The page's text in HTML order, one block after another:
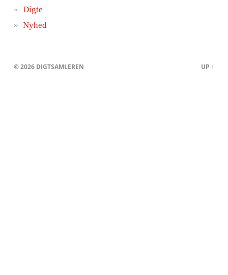
Digte
Nyhed
© 2026 DIGTSAMLEREN UP ↑